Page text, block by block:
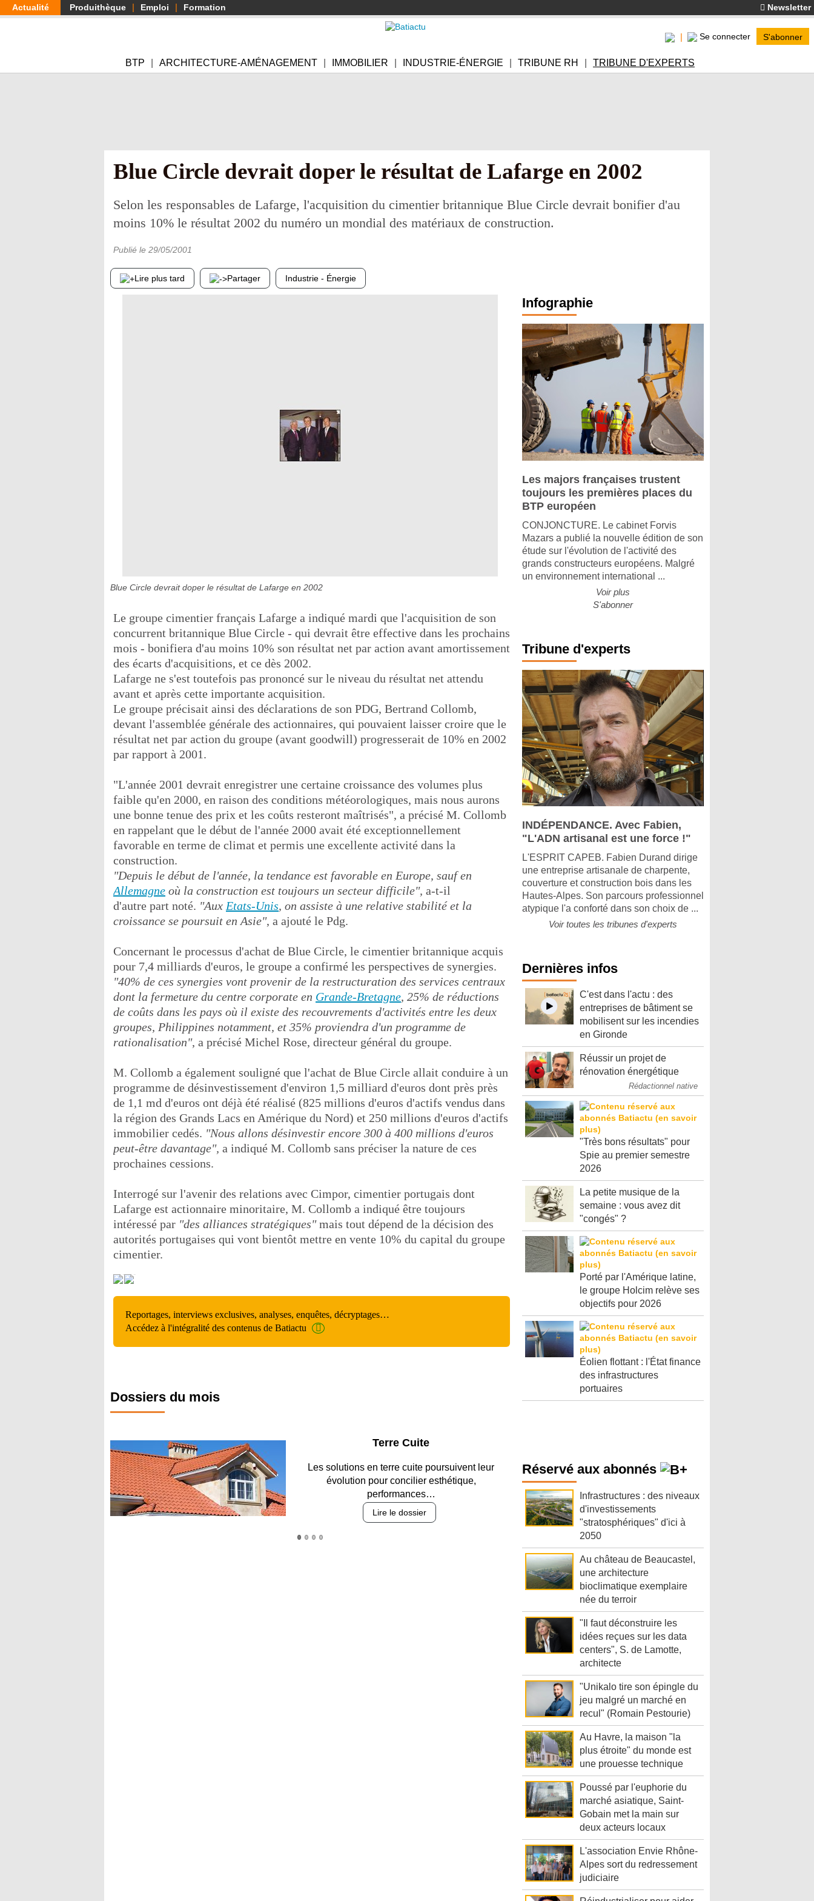
Aller
au
Actualité Produithèque Emploi Formation Newsletter
Se connecter S'abonner
BTP ARCHITECTURE-AMÉNAGEMENT IMMOBILIER INDUSTRIE-ÉNERGIE TRIBUNE RH TRIBUNE D'EXPERTS
Blue Circle devrait doper le résultat de Lafarge en 2002
Selon les responsables de Lafarge, l'acquisition du cimentier britannique Blue Circle devrait bonifier d'au
moins 10% le résultat 2002 du numéro un mondial des matériaux de construction.
Publié le 29/05/2001
Lire plus tard Partager Industrie - Énergie
Blue Circle devrait doper le résultat de Lafarge en 2002
Le groupe cimentier français Lafarge a indiqué mardi que l'acquisition de son
concurrent britannique Blue Circle - qui devrait être effective dans les prochains
mois - bonifiera d'au moins 10% son résultat net par action avant amortissement
des écarts d'acquisitions, et ce dès 2002.
Lafarge ne s'est toutefois pas prononcé sur le niveau du résultat net attendu
avant et après cette importante acquisition.
Le groupe précisait ainsi des déclarations de son PDG, Bertrand Collomb,
devant l'assemblée générale des actionnaires, qui pouvaient laisser croire que le
résultat net par action du groupe (avant goodwill) progresserait de 10% en 2002
par rapport à 2001.
"L'année 2001 devrait enregistrer une certaine croissance des volumes plus
faible qu'en 2000, en raison des conditions météorologiques, mais nous aurons
une bonne tenue des prix et les coûts resteront maîtrisés", a précisé M. Collomb
en rappelant que le début de l'année 2000 avait été exceptionnellement
favorable en terme de climat et permis une excellente activité dans la
construction.
"Depuis le début de l'année, la tendance est favorable en Europe, sauf en
Allemagne où la construction est toujours un secteur difficile", a-t-il
d'autre part noté. "Aux Etats-Unis, on assiste à une relative stabilité et la
croissance se poursuit en Asie", a ajouté le Pdg.
Concernant le processus d'achat de Blue Circle, le cimentier britannique acquis
pour 7,4 milliards d'euros, le groupe a confirmé les perspectives de synergies.
"40% de ces synergies vont provenir de la restructuration des services centraux
dont la fermeture du centre corporate en Grande-Bretagne, 25% de réductions
de coûts dans les pays où il existe des recouvrements d'activités entre les deux
groupes, Philippines notamment, et 35% proviendra d'un programme de
rationalisation", a précisé Michel Rose, directeur général du groupe.
M. Collomb a également souligné que l'achat de Blue Circle allait conduire à un
programme de désinvestissement d'environ 1,5 milliard d'euros dont près près
de 1,1 md d'euros ont déjà été réalisé (825 millions d'euros d'actifs vendus dans
la région des Grands Lacs en Amérique du Nord) et 250 millions d'euros d'actifs
immobilier cedés. "Nous allons désinvestir encore 300 à 400 millions d'euros
peut-être davantage", a indiqué M. Collomb sans préciser la nature de ces
prochaines cessions.
Interrogé sur l'avenir des relations avec Cimpor, cimentier portugais dont
Lafarge est actionnaire minoritaire, M. Collomb a indiqué être toujours
intéressé par "des alliances stratégiques"mais tout dépend de la décision des
autorités portugaises qui vont bientôt mettre en vente 10% du capital du groupe
cimentier.
Reportages, interviews exclusives, analyses, enquêtes, décryptages…
Accédez à l'intégralité des contenus de Batiactu
Dossiers du mois
Parking et garages
Entre circulation, sécurisation des accès, durabilité
des revêtements et intégration…
Lire le dossier
Infographie
Les majors françaises trustent
toujours les premières places du
BTP européen
CONJONCTURE. Le cabinet Forvis
Mazars a publié la nouvelle édition de son
étude sur l'évolution de l'activité des
grands constructeurs européens. Malgré
un environnement international ...
Voir plus
S'abonner
Tribune d'experts
INDÉPENDANCE. Avec Fabien,
"L'ADN artisanal est une force !"
L'ESPRIT CAPEB. Fabien Durand dirige
une entreprise artisanale de charpente,
couverture et construction bois dans les
Hautes-Alpes. Son parcours professionnel
atypique l'a conforté dans son choix de ...
Voir toutes les tribunes d'experts
Dernières infos
C'est dans l'actu : des
entreprises de bâtiment se
mobilisent sur les incendies
en Gironde
Réussir un projet de
rénovation énergétique
Rédactionnel native
"Très bons résultats" pour
Spie au premier semestre
2026
La petite musique de la
semaine : vous avez dit
"congés" ?
Porté par l'Amérique latine,
le groupe Holcim relève ses
objectifs pour 2026
Éolien flottant : l'État finance
des infrastructures
portuaires
Réservé aux abonnés
Infrastructures : des niveaux
d'investissements
"stratosphériques" d'ici à
2050
Au château de Beaucastel,
une architecture
bioclimatique exemplaire
née du terroir
"Il faut déconstruire les
idées reçues sur les data
centers", S. de Lamotte,
architecte
"Unikalo tire son épingle du
jeu malgré un marché en
recul" (Romain Pestourie)
Au Havre, la maison "la
plus étroite" du monde est
une prouesse technique
Poussé par l'euphorie du
marché asiatique, Saint-
Gobain met la main sur
deux acteurs locaux
L'association Envie Rhône-
Alpes sort du redressement
judiciaire